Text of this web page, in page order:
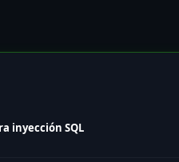
inyección SQL